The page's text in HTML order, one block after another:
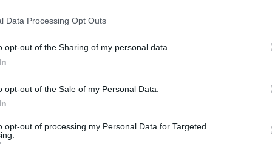
Data Processing Opt Outs
opt-out of the Sharing of my personal data.
opt-out of the Sale of my Personal Data.
opt-out of processing my Personal Data for Targeted